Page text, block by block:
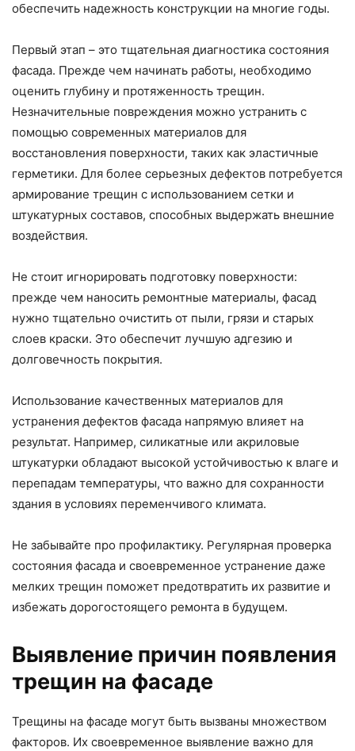
обеспечить надежность конструкции на многие годы.
Первый этап – это тщательная диагностика состояния
фасада. Прежде чем начинать работы, необходимо
оценить глубину и протяженность трещин.
Незначительные повреждения можно устранить с
помощью современных материалов для
восстановления поверхности, таких как эластичные
герметики. Для более серьезных дефектов потребуется
армирование трещин с использованием сетки и
штукатурных составов, способных выдержать внешние
воздействия.
Не стоит игнорировать подготовку поверхности:
прежде чем наносить ремонтные материалы, фасад
нужно тщательно очистить от пыли, грязи и старых
слоев краски. Это обеспечит лучшую адгезию и
долговечность покрытия.
Использование качественных материалов для
устранения дефектов фасада напрямую влияет на
результат. Например, силикатные или акриловые
штукатурки обладают высокой устойчивостью к влаге и
перепадам температуры, что важно для сохранности
здания в условиях переменчивого климата.
Не забывайте про профилактику. Регулярная проверка
состояния фасада и своевременное устранение даже
мелких трещин поможет предотвратить их развитие и
избежать дорогостоящего ремонта в будущем.
Выявление причин появления
трещин на фасаде
Трещины на фасаде могут быть вызваны множеством
факторов. Их своевременное выявление важно для